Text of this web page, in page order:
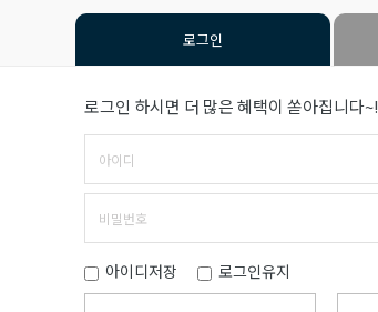
로그인
로그인 하시면 더 많은 혜택이 쏟아집니다~!
아이디저장 로그인유지